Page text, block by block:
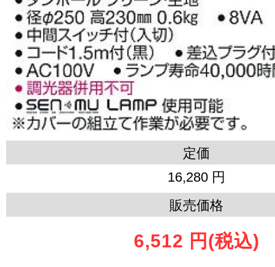
定価
16,280 円
販売価格
6,512 円 (税込)